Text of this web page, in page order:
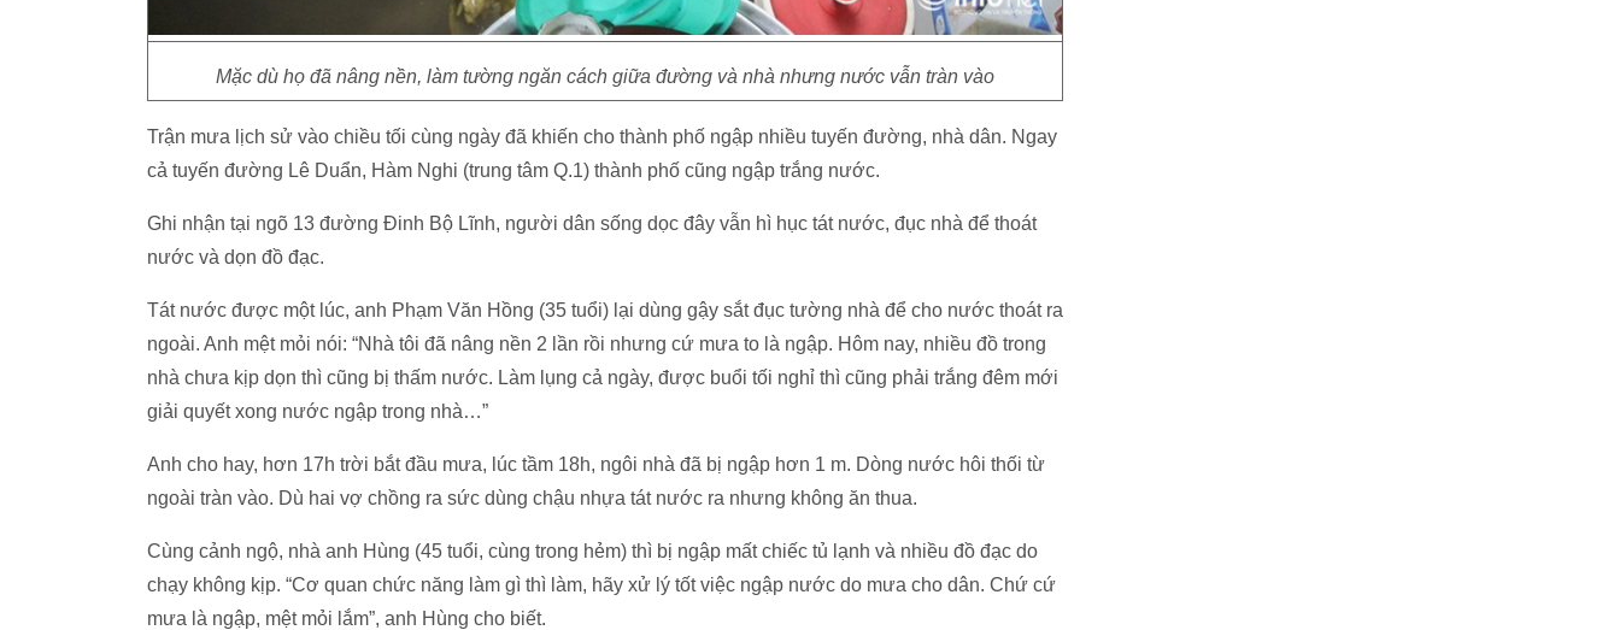
Mặc dù họ đã nâng nền, làm tường ngăn cách giữa đường và nhà nhưng nước vẫn tràn vào
Trận mưa lịch sử vào chiều tối cùng ngày đã khiến cho thành phố ngập nhiều tuyến đường, nhà dân. Ngay
cả tuyến đường Lê Duẩn, Hàm Nghi (trung tâm Q.1) thành phố cũng ngập trắng nước.
Ghi nhận tại ngõ 13 đường Đinh Bộ Lĩnh, người dân sống dọc đây vẫn hì hục tát nước, đục nhà để thoát
nước và dọn đồ đạc.
Tát nước được một lúc, anh Phạm Văn Hồng (35 tuổi) lại dùng gậy sắt đục tường nhà để cho nước thoát ra
ngoài. Anh mệt mỏi nói: “Nhà tôi đã nâng nền 2 lần rồi nhưng cứ mưa to là ngập. Hôm nay, nhiều đồ trong
nhà chưa kịp dọn thì cũng bị thấm nước. Làm lụng cả ngày, được buổi tối nghỉ thì cũng phải trắng đêm mới
giải quyết xong nước ngập trong nhà…”
Anh cho hay, hơn 17h trời bắt đầu mưa, lúc tầm 18h, ngôi nhà đã bị ngập hơn 1 m. Dòng nước hôi thối từ
ngoài tràn vào. Dù hai vợ chồng ra sức dùng chậu nhựa tát nước ra nhưng không ăn thua.
Cùng cảnh ngộ, nhà anh Hùng (45 tuổi, cùng trong hẻm) thì bị ngập mất chiếc tủ lạnh và nhiều đồ đạc do
chạy không kịp. “Cơ quan chức năng làm gì thì làm, hãy xử lý tốt việc ngập nước do mưa cho dân. Chứ cứ
mưa là ngập, mệt mỏi lắm”, anh Hùng cho biết.